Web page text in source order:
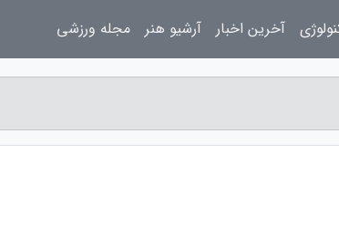
آخرین اخبار آرشیو هنر مجله ورزشی